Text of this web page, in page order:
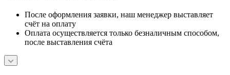
После оформления заявки, наш менеджер выставляет
счёт на оплату
Оплата осуществляется только безналичным способом,
после выставления счёта